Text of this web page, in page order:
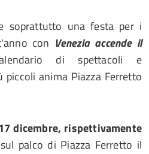
soprattutto una festa per i
con Venezia accende il
di spettacoli e
anima Piazza Ferretto
dicembre, rispettivamente
palco di Piazza Ferretto il